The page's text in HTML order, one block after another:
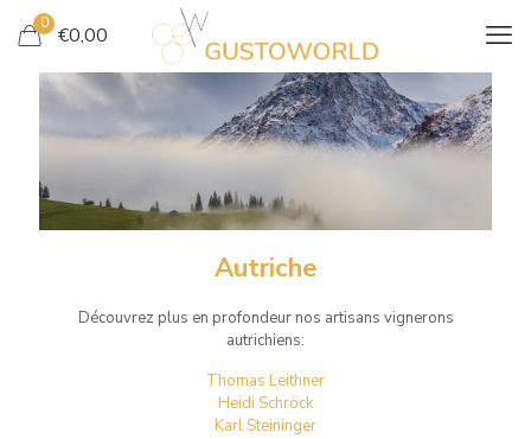
0 €0,00
AUTRICHE
Autriche
Découvrez plus en profondeur nos artisans vignerons
autrichiens:
Thomas Leithner
Heidi Schröck
Karl Steininger